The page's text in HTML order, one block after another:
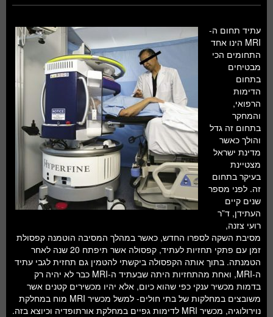
חברה
חלל ומדעי כדור הארץ
עתידנות
סקירות ספרים
טעימות מדע
עתיד תחום ה-
MRI הינו אחד
התחומים הכי
מבטיחים
בתחום
הדימות
הרפואי,
והמחקר
בתחום זה גדל
והולך כאשר
מדינת ישראל
מצטיינת
בעיקר בתחום
זה. לפני מספר
שנים קיים
העתידן, ד”ר
רועי צזנה,
מסיבת השקה לספרו החדש, כאשר במהלך המסיבה הוטמנה קפסולת
זמן עם פתקי תחזיות לעתיד, קפסולה אשר תיפתח 20 שנה לאחר
הטמנתה. בתוך אותה הקפסולה ביקשתי להטמין גם תחזית לגבי עתיד
ה-MRI, ואחת מהתחזיות היתה שבעתיד ה-MRI כבר לא יהיה רק
בדמות מכשיר ענקי כפי שהוא כיום, אלא יהיו מכשירים קטנים אשר
משובצים במחלקות של בתי חולים- למשל מכשיר MRI מוח במחלקת
נוירולוגיה, מכשיר MRI לדימות גפיים במחלקת אורתופדיה וכיוצא בזה.